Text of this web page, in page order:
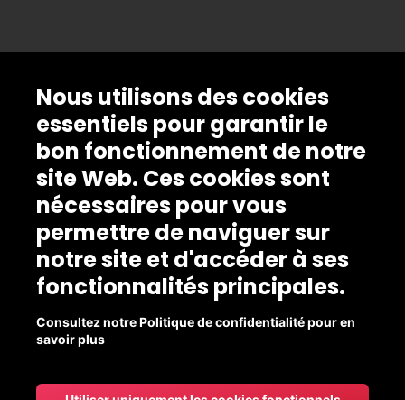
Nous utilisons des cookies
essentiels pour garantir le
bon fonctionnement de notre
site Web. Ces cookies sont
nécessaires pour vous
permettre de naviguer sur
notre site et d'accéder à ses
fonctionnalités principales.
Consultez notre Politique de confidentialité pour en
savoir plus